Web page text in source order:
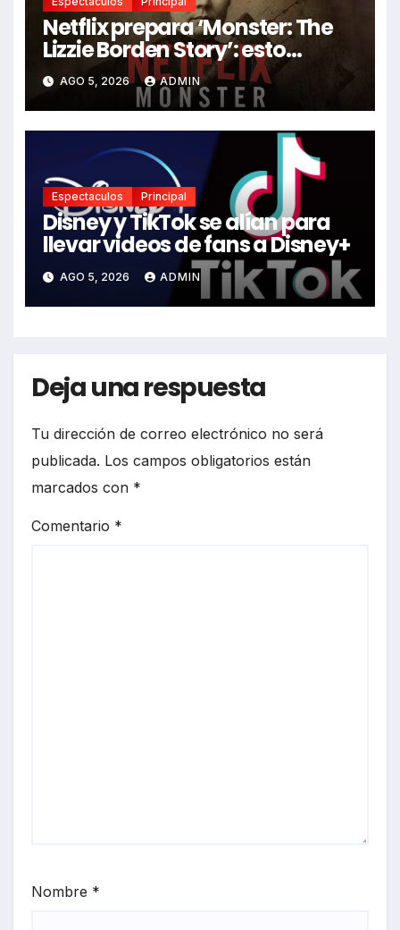
Netflix prepara ‘Monster: The
Lizzie Borden Story’: esto
sabemos
AGO 5, 2026 ADMIN
Espectaculos Principal
Disney y TikTok se alían para
llevar videos de fans a Disney+
AGO 5, 2026 ADMIN
Deja una respuesta
Tu dirección de correo electrónico no será
publicada. Los campos obligatorios están
marcados con *
Comentario *
Nombre *